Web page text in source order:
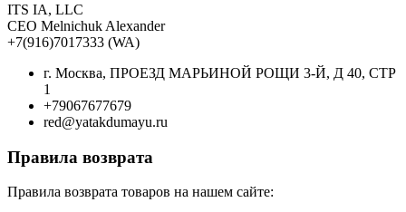
ITS IA, LLC
CEO Melnichuk Alexander
+7(916)7017333 (WA)
г. Москва, ПРОЕЗД МАРЬИНОЙ РОЩИ 3-Й, Д 40, СТР
1
+79067677679
red@yatakdumayu.ru
Правила возврата
Правила возврата товаров на нашем сайте: